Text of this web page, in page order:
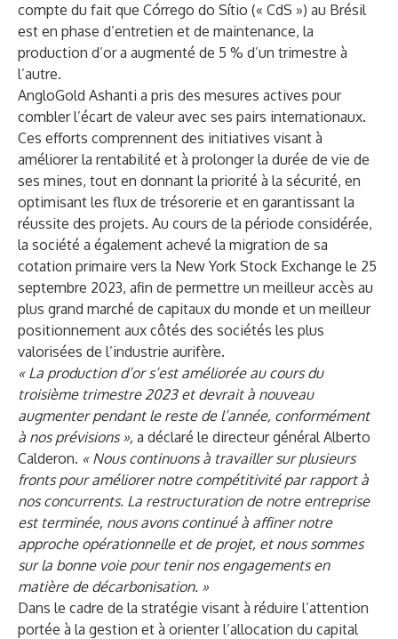
compte du fait que Córrego do Sítio (« CdS ») au Brésil
est en phase d’entretien et de maintenance, la
production d’or a augmenté de 5 % d’un trimestre à
l’autre.
AngloGold Ashanti a pris des mesures actives pour
combler l’écart de valeur avec ses pairs internationaux.
Ces efforts comprennent des initiatives visant à
améliorer la rentabilité et à prolonger la durée de vie de
ses mines, tout en donnant la priorité à la sécurité, en
optimisant les flux de trésorerie et en garantissant la
réussite des projets. Au cours de la période considérée,
la société a également achevé la migration de sa
cotation primaire vers la New York Stock Exchange le 25
septembre 2023, afin de permettre un meilleur accès au
plus grand marché de capitaux du monde et un meilleur
positionnement aux côtés des sociétés les plus
valorisées de l’industrie aurifère.
« La production d’or s’est améliorée au cours du
troisième trimestre 2023 et devrait à nouveau
augmenter pendant le reste de l’année, conformément
à nos prévisions », a déclaré le directeur général Alberto
Calderon. « Nous continuons à travailler sur plusieurs
fronts pour améliorer notre compétitivité par rapport à
nos concurrents. La restructuration de notre entreprise
est terminée, nous avons continué à affiner notre
approche opérationnelle et de projet, et nous sommes
sur la bonne voie pour tenir nos engagements en
matière de décarbonisation. »
Dans le cadre de la stratégie visant à réduire l’attention
portée à la gestion et à orienter l’allocation du capital